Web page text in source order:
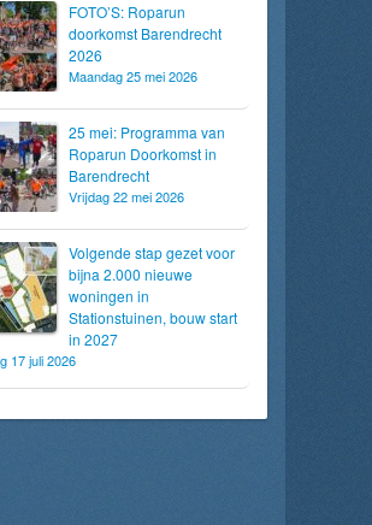
FOTO’S: Roparun
doorkomst Barendrecht
2026
Maandag 25 mei 2026
25 mei: Programma van
Roparun Doorkomst in
Barendrecht
Vrijdag 22 mei 2026
Volgende stap gezet voor
bijna 2.000 nieuwe
woningen in
Stationstuinen, bouw start
in 2027
17 juli 2026